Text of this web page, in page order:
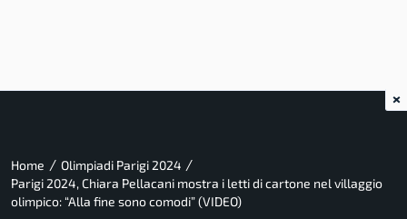
Home / Olimpiadi Parigi 2024 /
Parigi 2024, Chiara Pellacani mostra i letti di cartone nel villaggio
olimpico: “Alla fine sono comodi” (VIDEO)
×